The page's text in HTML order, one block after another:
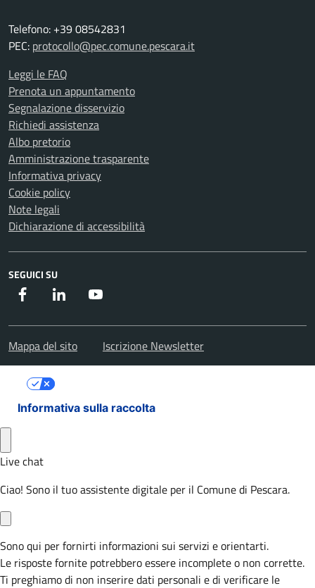
Telefono: +39 08542831
PEC: protocollo@pec.comune.pescara.it
Leggi le FAQ
Prenota un appuntamento
Segnalazione disservizio
Richiedi assistenza
Albo pretorio
Amministrazione trasparente
Informativa privacy
Cookie policy
Note legali
Dichiarazione di accessibilità
SEGUICI SU
Facebook Instagram
Mappa del sito Iscrizione Newsletter
Informativa sulla raccolta
Le tue preferenze relative alla privacy